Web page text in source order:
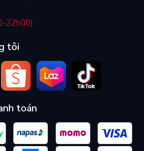
22h00)
tôi
toán